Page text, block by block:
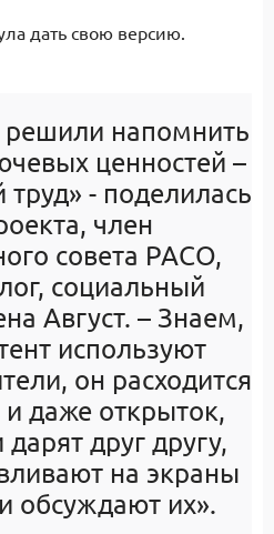
дать свою версию.
напомнить
ценностей –
- поделилась
член
совета РАСО,
социальный
Август. – Знаем,
используют
он расходится
и даже открыток,
друг другу,
на экраны
обсуждают их».